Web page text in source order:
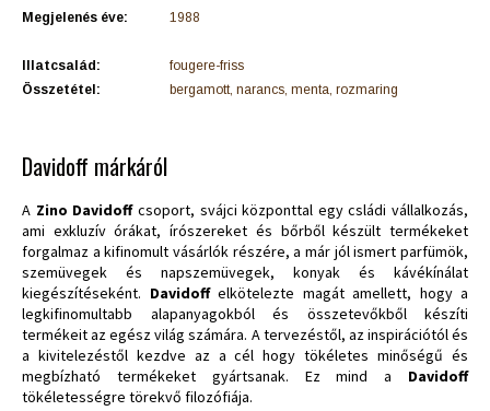
Megjelenés éve: 1988
Illatcsalád:
fougere-friss
Összetétel:
bergamott, narancs, menta, rozmaring
Davidoff márkáról
A Zino Davidoff csoport, svájci központtal egy csládi vállalkozás,
ami exkluzív órákat, írószereket és bőrből készült termékeket
forgalmaz a kifinomult vásárlók részére, a már jól ismert parfümök,
szemüvegek és napszemüvegek, konyak és kávékínálat
kiegészítéseként. Davidoff elkötelezte magát amellett, hogy a
legkifinomultabb alapanyagokból és összetevőkből készíti
termékeit az egész világ számára. A tervezéstől, az inspirációtól és
a kivitelezéstől kezdve az a cél hogy tökéletes minőségű és
megbízható termékeket gyártsanak. Ez mind a Davidoff
tökéletességre törekvő filozófiája.